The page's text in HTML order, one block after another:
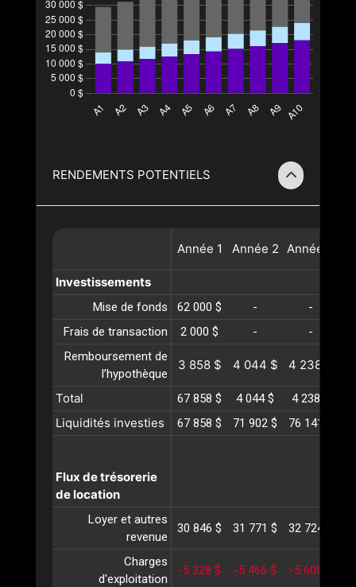
RENDEMENTS POTENTIELS
Année 1 Année 2 Année
Investissements
Mise de fonds 62 000 $ -
-
Frais de transaction
2 000 $ -
-
Remboursement de
l’hypothèque
3 858 $ 4 044 $ 4 238 $
Total 67 858 $ 4 044 $ 4 238 $
Liquidités investies 67 858 $ 71 902 $ 76 141 $
Flux de trésorerie
de location
Loyer et autres
revenue
30 846 $ 31 771 $ 32 724 $
Charges
d'exploitation
-5 328 $ -5 466 $ -5 608 $